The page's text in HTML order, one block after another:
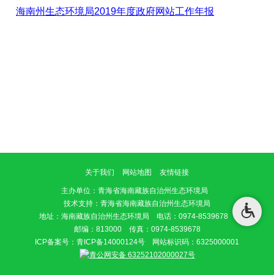
海南州生态环境局2019年度政府网站工作年报
关于我们 网站地图 友情链接
主办单位 ：青海省海南藏族自治州生态环境局
技术支持：青海省海南藏族自治州生态环境局
地址：海南藏族自治州生态环境局 电话：0974-8539678
邮编：813000 传真：0974-8539678
ICP备案号： 青ICP备14000124号 网站标识码：6325000001
青公网安备 63252102000027号